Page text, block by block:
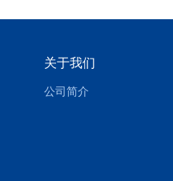
关于我们
公司简介